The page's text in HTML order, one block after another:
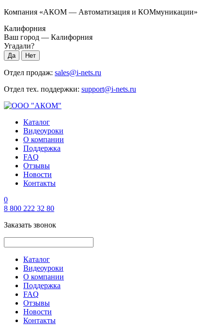
Компания «АКОМ — Автоматизация и КОМмуникации»
Калифорния
Ваш город — Калифорния
Угадали?
Отдел продаж: sales@i-nets.ru
Отдел тех. поддержки: support@i-nets.ru
Каталог
Видеоуроки
О компании
Поддержка
FAQ
Отзывы
Новости
Контакты
0
8 800 222 32 80
Заказать звонок
Каталог
Видеоуроки
О компании
Поддержка
FAQ
Отзывы
Новости
Контакты